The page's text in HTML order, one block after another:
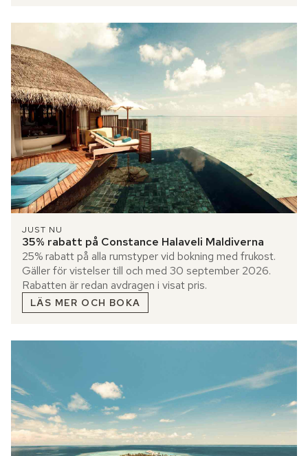
JUST NU
35% rabatt på Constance Halaveli Maldiverna
25% rabatt på alla rumstyper vid bokning med frukost.
Gäller för vistelser till och med 30 september 2026.
Rabatten är redan avdragen i visat pris.
LÄS MER OCH BOKA